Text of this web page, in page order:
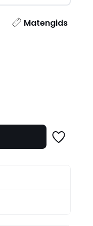
Matengids